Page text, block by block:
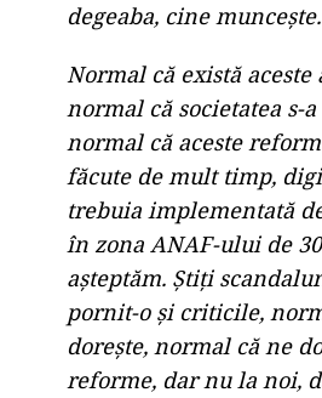
degeaba, cine munceşte.
Normal că există aceste
normal că societatea s-
normal că aceste
făcute de mult timp,
trebuia implementată
în zona ANAF-ului de
aşteptăm. Ştiţi
pornit-o şi criticile,
doreşte, normal că ne
reforme, dar nu la noi,